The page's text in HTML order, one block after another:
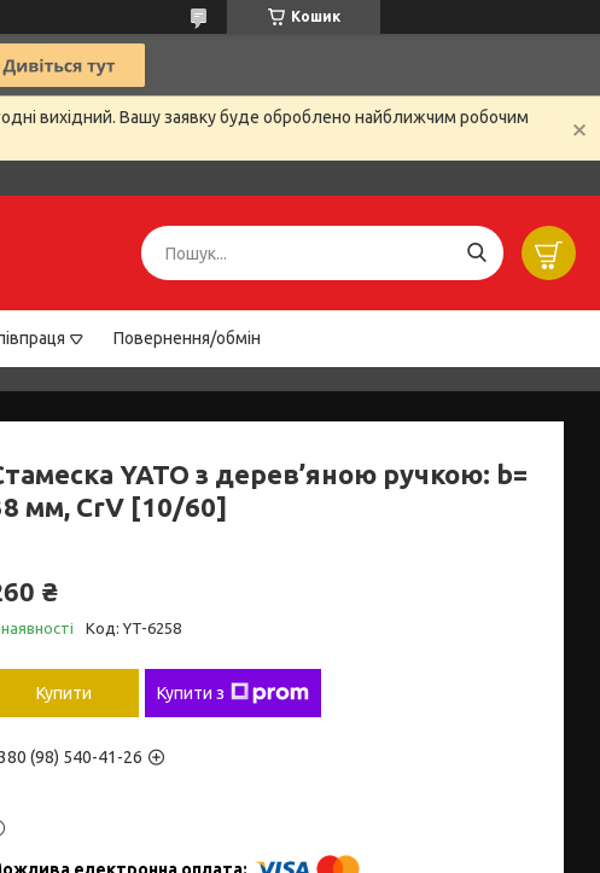
Кошик
вихідний. Вашу заявку буде оброблено найближчим робочим
Повернення/обмін
YATO з дерев’яною ручкою: b=
мм, CrV [10/60]
₴
Код:YT-6258
Купити Купити з
(98) 540-41-26